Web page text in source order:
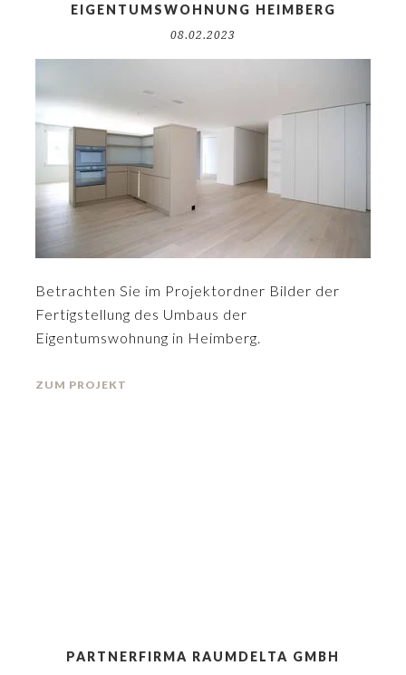
EIGENTUMSWOHNUNG HEIMBERG
08.02.2023
Betrachten Sie im Projektordner Bilder der
Fertigstellung des Umbaus der
Eigentumswohnung in Heimberg.
ZUM PROJEKT
PARTNERFIRMA RAUMDELTA GMBH